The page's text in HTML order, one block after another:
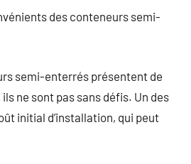
des conteneurs semi-
semi-enterrés présentent de
ne sont pas sans défis. Un des
initial d’installation, qui peut